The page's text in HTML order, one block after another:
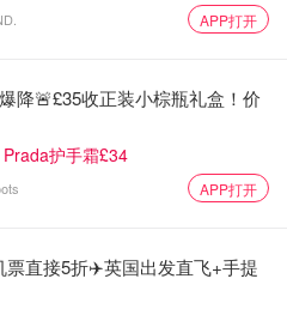
APP打开
降🚨£35收正装小棕瓶礼盒！价
护手霜£34
APP打开
票直接5折✈️英国出发直飞+手提